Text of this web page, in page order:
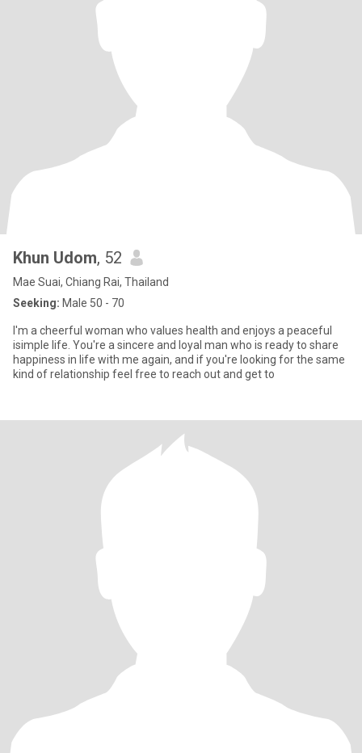
Khun Udom, 52
Mae Suai, Chiang Rai, Thailand
Seeking: Male 50 - 70
I'm a cheerful woman who values health and enjoys a peaceful
isimple life. You're a sincere and loyal man who is ready to share
happiness in life with me again, and if you're looking for the same
kind of relationship feel free to reach out and get to